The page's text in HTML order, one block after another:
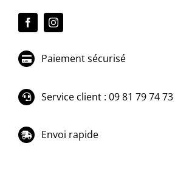
Paiement sécurisé
Service client : 09 81 79 74 73
Envoi rapide